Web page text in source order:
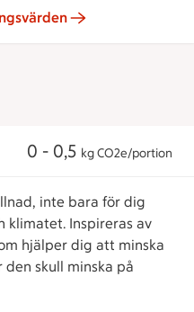
0 - 0,5 kg CO2e/portion
inte bara för dig
klimatet. Inspireras av
hjälper dig att minska
skull minska på